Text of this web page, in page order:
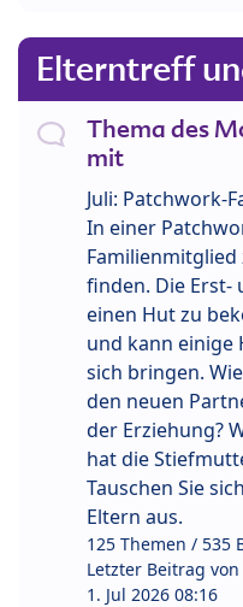
Elterntreff
Thema des
mit
Juli: Patchwork-
In einer
Familienmitglied
finden. Die
einen Hut zu
und kann
sich bringen.
den neuen
der Erziehung?
hat die
Tauschen Sie
Eltern aus.
125 Themen / 535
Letzter Beitrag von
1. Jul 2026 08:16